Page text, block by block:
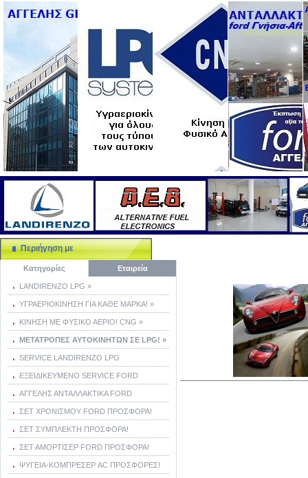
Περιήγηση με
Κατηγορίες Εταιρεία
LANDIRENZO LPG »
ΥΓΡΑΕΡΙΟΚΙΝΗΣΗ ΓΙΑ ΚΑΘΕ ΜΑΡΚΑ! »
ΚΙΝΗΣΗ ΜΕ ΦΥΣΙΚΟ ΑΕΡΙΟ! CNG »
ΜΕΤΑΤΡΟΠΕΣ ΑΥΤΟΚΙΝΗΤΩΝ ΣΕ LPG! »
SERVICE LANDIRENZO LPG
ΕΞΕΙΔΙΚΕΥΜΕΝΟ SERVICE FORD
ΑΓΓΕΛΗΣ ΑΝΤΑΛΛΑΚΤΙΚΑ FORD
ΣΕΤ ΧΡΟΝΙΣΜΟΥ FORD ΠΡΟΣΦΟΡΑ!
ΣΕΤ ΣΥΜΠΛΕΚΤΗ ΠΡΟΣΦΟΡΑ!
ΣΕΤ ΑΜΟΡΤΙΣΕΡ FORD ΠΡΟΣΦΟΡΑ!
ΨΥΓΕΙΑ-ΚΟΜΠΡΕΣΕΡ AC ΠΡΟΣΦΟΡΕΣ!